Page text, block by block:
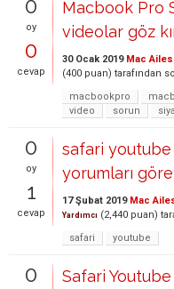
0
oy
0
cevap
Macbook Pro
videolar göz
30 Ocak 2019 Mac
(400 puan) tarafından
macbookpro
video
sorun
0
oy
1
cevap
safari
yorumları
17 Şubat 2019 Mac
Yardımcı (2,440 puan)
safari
youtube
0
Safari